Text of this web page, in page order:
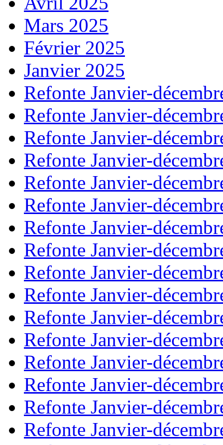
Mars 2025
Février 2025
Janvier 2025
Refonte Janvier-
Refonte Janvier-
Refonte Janvier-
Refonte Janvier-
Refonte Janvier-
Refonte Janvier-
Refonte Janvier-
Refonte Janvier-
Refonte Janvier-
Refonte Janvier-
Refonte Janvier-
Refonte Janvier-
Refonte Janvier-
Refonte Janvier-
Refonte Janvier-
Refonte Janvier-